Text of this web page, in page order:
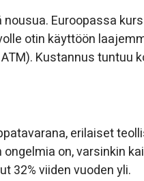
Euroopassa
otin käyttöön
Kustannus tuntuu
erilaiset
on, varsinkin
32% viiden vuoden yli.